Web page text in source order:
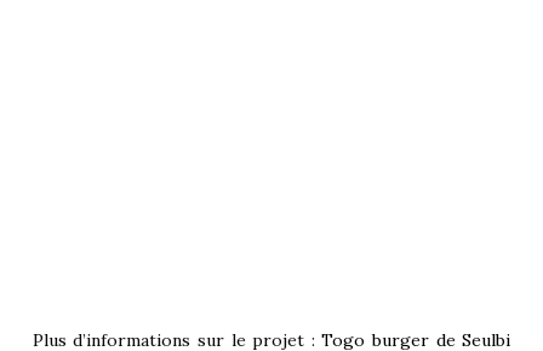
Plus d’informations sur le projet :Togo burger de Seulbi